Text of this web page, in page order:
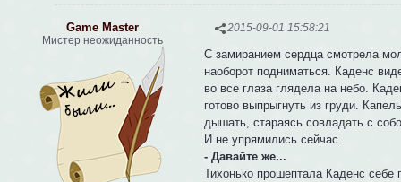
2015-09-01 15:58:21
Game Master
Мистер неожиданность
С замиранием сердца смотрела
наоборот подниматься. Каденс
во все глаза глядела на небо.
готово выпрыгнуть из груди.
дышать, стараясь совладать с
И не упрямились сейчас.
- Давайте же...
Тихонько прошептала Каденс себе